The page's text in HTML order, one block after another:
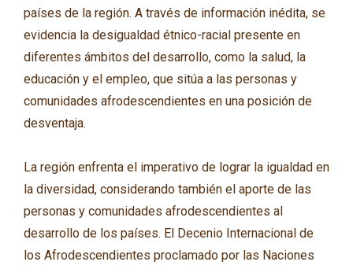
países de la región. A través de información inédita, se
evidencia la desigualdad étnico-racial presente en
diferentes ámbitos del desarrollo, como la salud, la
educación y el empleo, que sitúa a las personas y
comunidades afrodescendientes en una posición de
desventaja.
La región enfrenta el imperativo de lograr la igualdad en
la diversidad, considerando también el aporte de las
personas y comunidades afrodescendientes al
desarrollo de los países. El Decenio Internacional de
los Afrodescendientes proclamado por las Naciones